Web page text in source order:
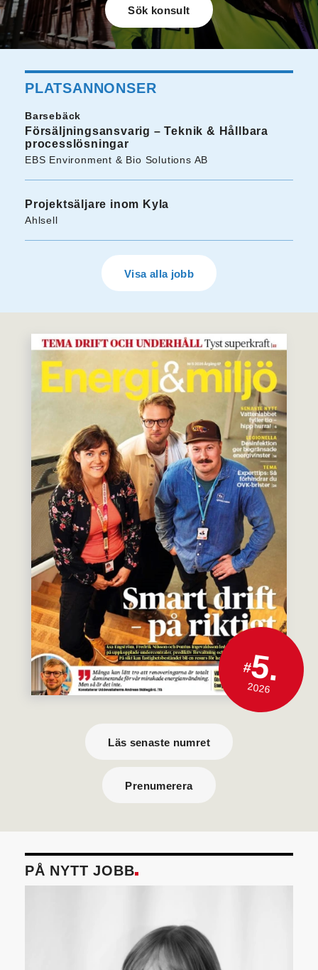
PLATSANNONSER
Barsebäck
Försäljningsansvarig – Teknik & Hållbara
processlösningar
EBS Environment & Bio Solutions AB
Projektsäljare inom Kyla
Ahlsell
Visa alla jobb
#5.
2026
Läs senaste numret
Prenumerera
PÅ NYTT JOBB